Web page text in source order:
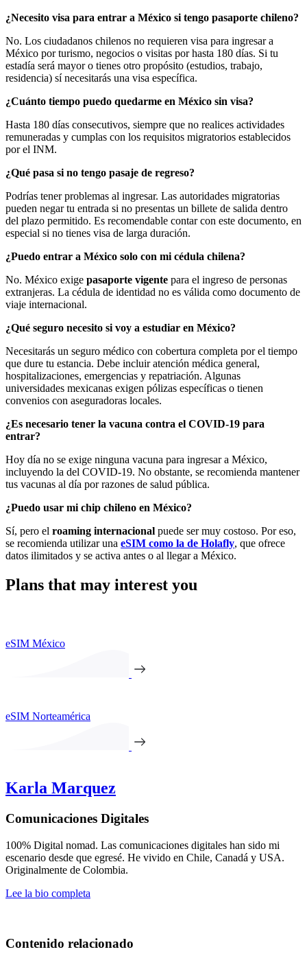
¿Necesito visa para entrar a México si tengo pasaporte chileno?
No. Los ciudadanos chilenos no requieren visa para ingresar a
México por turismo, negocios o visitas por hasta 180 días. Si tu
estadía será mayor o tienes otro propósito (estudios, trabajo,
residencia) sí necesitarás una visa específica.
¿Cuánto tiempo puedo quedarme en México sin visa?
Hasta 180 días consecutivos, siempre que no realices actividades
remuneradas y cumplas con los requisitos migratorios establecidos
por el INM.
¿Qué pasa si no tengo pasaje de regreso?
Podrías tener problemas al ingresar. Las autoridades migratorias
pueden negar tu entrada si no presentas un billete de salida dentro
del plazo permitido. Es recomendable contar con este documento, en
especial si no tienes visa de larga duración.
¿Puedo entrar a México solo con mi cédula chilena?
No. México exige pasaporte vigente para el ingreso de personas
extranjeras. La cédula de identidad no es válida como documento de
viaje internacional.
¿Qué seguro necesito si voy a estudiar en México?
Necesitarás un seguro médico con cobertura completa por el tiempo
que dure tu estancia. Debe incluir atención médica general,
hospitalizaciones, emergencias y repatriación. Algunas
universidades mexicanas exigen pólizas específicas o tienen
convenios con aseguradoras locales.
¿Es necesario tener la vacuna contra el COVID-19 para
entrar?
Hoy día no se exige ninguna vacuna para ingresar a México,
incluyendo la del COVID-19. No obstante, se recomienda mantener
tus vacunas al día por razones de salud pública.
¿Puedo usar mi chip chileno en México?
Sí, pero el roaming internacional puede ser muy costoso. Por eso,
se recomienda utilizar una eSIM como la de Holafly, que ofrece
datos ilimitados y se activa antes o al llegar a México.
Plans that may interest you
eSIM México
eSIM Norteamérica
Karla Marquez
Comunicaciones Digitales
100% Digital nomad. Las comunicaciones digitales han sido mi
escenario desde que egresé. He vivido en Chile, Canadá y USA.
Originalmente de Colombia.
Lee la bio completa
Contenido relacionado